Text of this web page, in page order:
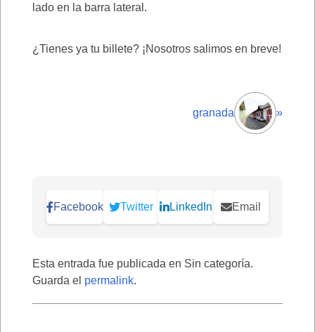
lado en la barra lateral.
¿Tienes ya tu billete? ¡Nosotros salimos en breve!
granada »
Facebook Twitter LinkedIn Email
Esta entrada fue publicada en Sin categoría.
Guarda el permalink.